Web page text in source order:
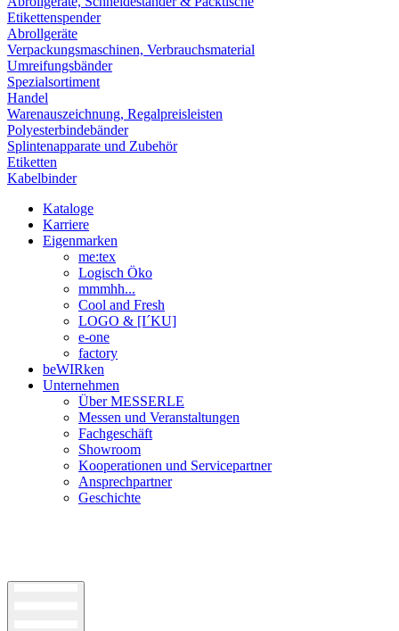
Etikettenspender
Abrollgeräte
Verpackungsmaschinen, Verbrauchsmaterial
Umreifungsbänder
Spezialsortiment
Handel
Warenauszeichnung, Regalpreisleisten
Polyesterbindebänder
Splintenapparate und Zubehör
Etiketten
Kabelbinder
Kataloge
Karriere
Eigenmarken
me:tex
Logisch Öko
mmmhh...
Cool and Fresh
LOGO & [I´KU]
e-one
factory
beWIRken
Unternehmen
Über MESSERLE
Messen und Veranstaltungen
Fachgeschäft
Showroom
Kooperationen und Servicepartner
Ansprechpartner
Geschichte